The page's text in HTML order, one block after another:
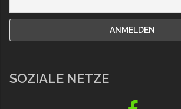
SOZIALE NETZE
Fb